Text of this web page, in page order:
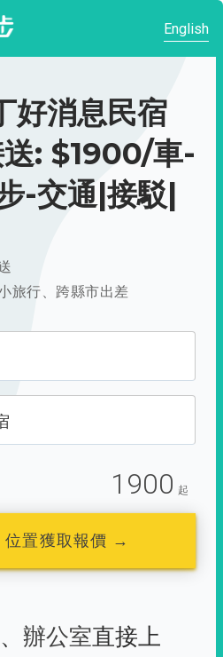
English
好消息民宿
: $1900/車-
-交通|接駁|
旅行、跨縣市出差
1900 起
位置獲取報價 →
、 辦公室直接上